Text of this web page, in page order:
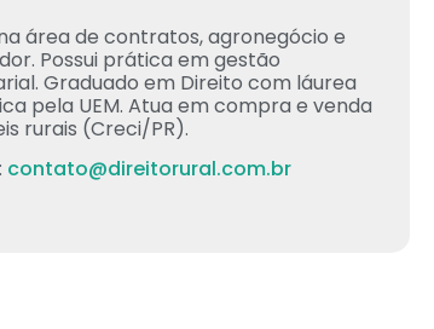
área de contratos, agronegócio e
Possui prática em gestão
Graduado em Direito com láurea
pela UEM. Atua em compra e venda
rurais (Creci/PR).
contato@direitorural.com.br